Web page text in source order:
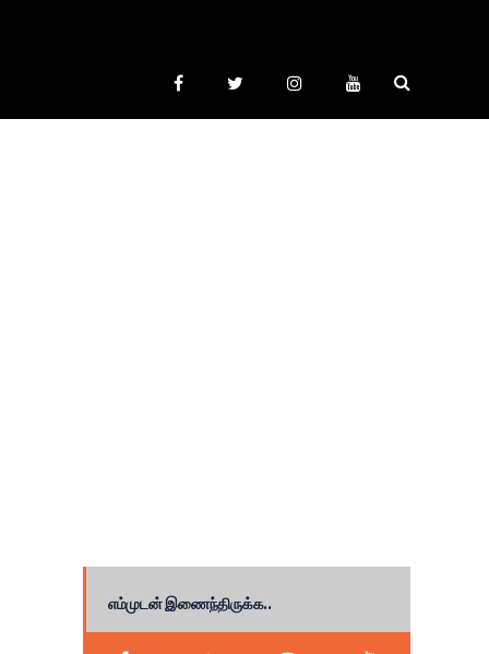
எம்முடன் இணைந்திருக்க..